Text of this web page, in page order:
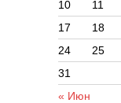
« Июн
10
11
17
18
24
25
31